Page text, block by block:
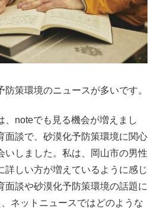
策環境のニュースが多いです。
、noteでも見る機会が増えまし
面談で、砂漠化予防策環境に関心
いしました。私は、岡山市の男性
詳しい方が増えているように感じ
面談や砂漠化予防策環境の話題に
ネットニュースではどのような